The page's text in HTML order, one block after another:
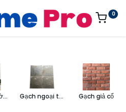
0
Gạch ốp tường Gạch ngoại thất, sân vườn Gạch giả cổ